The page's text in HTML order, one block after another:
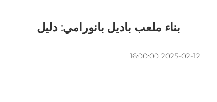
بناء ملعب باديل بانورامي: دليل
2025-02-12 16:00:00